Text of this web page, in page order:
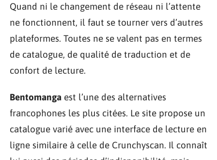
Quand ni le changement de réseau ni l’attente
ne fonctionnent, il faut se tourner vers d’autres
plateformes. Toutes ne se valent pas en termes
de catalogue, de qualité de traduction et de
confort de lecture.
Bentomanga est l’une des alternatives
francophones les plus citées. Le site propose un
catalogue varié avec une interface de lecture en
ligne similaire à celle de Crunchyscan. Il connaît